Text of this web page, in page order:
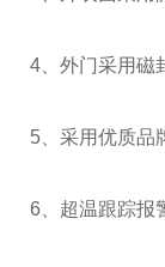
4 、外门采用
5 、采用优质
6 、超温跟踪